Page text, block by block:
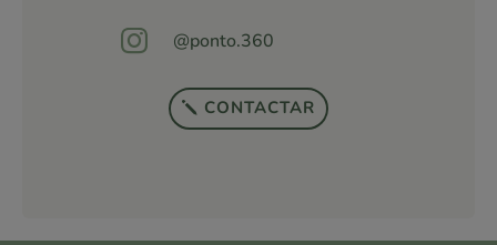
 @ponto.360
CONTACTAR